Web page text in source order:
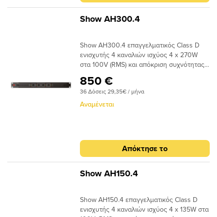
εμπορικούς χώρους, γραφεία, αίθουσες
συνεδριάσεων κ.α.
Show AH300.4
Show AH300.4 επαγγελματικός Class D
ενισχυτής 4 καναλιών ισχύος 4 x 270W
στα 100V (RMS) και απόκριση συχνότητας
μπορεί να λειτουργήσει στα 70V ή 100V
RMS, διαθέτει phoenix connectors για τη
σύνδεση των εισόδων και της εξόδου. Ο
θερμοκρασία του ενισχυτή κατά τη
λειτουργία του. Ο AH300.4 είναι
κατάλληλος για επαγγελματικές
εφαρμογές και εγκαταστάσεις όπως
850 €
36 Δόσεις 29,35€ / μήνα
Αναμένεται
Απόκτησε το
Show AH150.4
Show AH150.4 επαγγελματικός Class D
ενισχυτής 4 καναλιών ισχύος 4 x 135W στα